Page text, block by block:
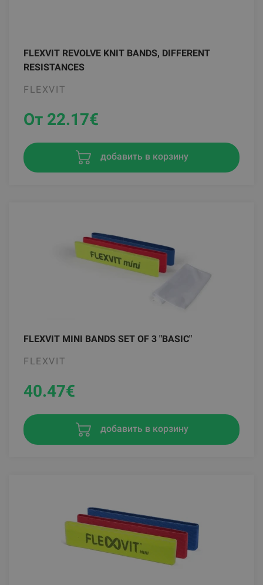
FLEXVIT REVOLVE KNIT BANDS, DIFFERENT
RESISTANCES
FLEXVIT
От 22.17€
добавить в корзину
FLEXVIT MINI BANDS SET OF 3 "BASIC"
FLEXVIT
40.47€
добавить в корзину